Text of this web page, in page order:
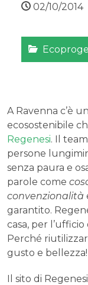
02/10/2014
A Ravenna c’è
ecosostenibile
Regenesi. Il
persone
senza paura e
parole come
convenzionalità
garantito.
casa, per
Perché
gusto e bellezza!
Il sito di